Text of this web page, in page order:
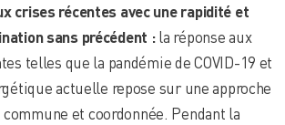
crises récentes avec une rapidité et
sans précédent :la réponse aux
telles que la pandémie de COVID-19 et
actuelle repose sur une approche
et coordonnée. Pendant la